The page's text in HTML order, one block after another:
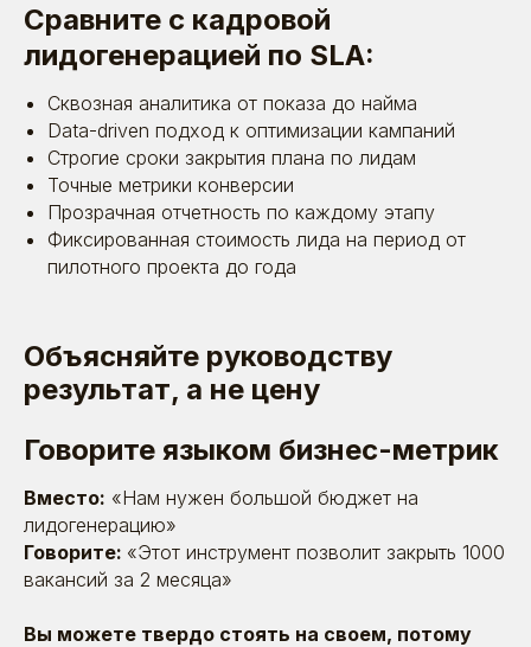
Сравните с кадровой
лидогенерацией по SLA:
Сквозная аналитика от показа до найма
Data-driven подход к оптимизации кампаний
Строгие сроки закрытия плана по лидам
Точные метрики конверсии
Прозрачная отчетность по каждому этапу
Фиксированная стоимость лида на период от
пилотного проекта до года
Объясняйте руководству
результат, а не цену
Говорите языком бизнес-метрик
Вместо: «Нам нужен большой бюджет на
лидогенерацию»
Говорите: «Этот инструмент позволит закрыть 1000
вакансий за 2 месяца»
Вы можете твердо стоять на своем, потому
ВСК и BetaOnline: найден способ
привлечения страховых агентов
23.07.2025